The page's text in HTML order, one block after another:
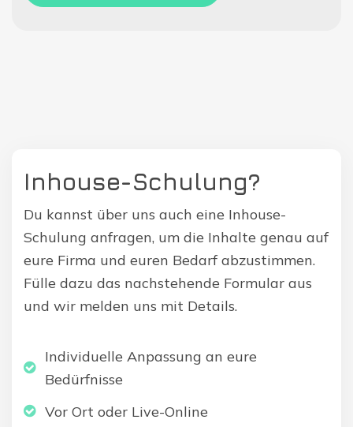
Inhouse-Schulung?
Du kannst über uns auch eine Inhouse-
Schulung anfragen, um die Inhalte genau auf
eure Firma und euren Bedarf abzustimmen.
Fülle dazu das nachstehende Formular aus
und wir melden uns mit Details.
Individuelle Anpassung an eure
Bedürfnisse
Vor Ort oder Live-Online